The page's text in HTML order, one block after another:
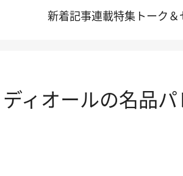
新着記事連載特集 トーク
ィオールの名品